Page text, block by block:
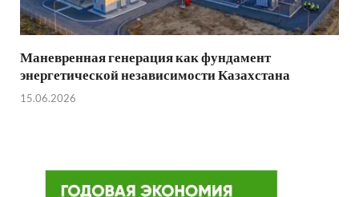
Маневренная генерация как фундамент
энергетической независимости Казахстана
15.06.2026